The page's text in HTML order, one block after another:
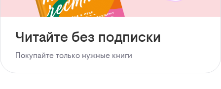
Читайте без подписки
Покупайте только нужные книги